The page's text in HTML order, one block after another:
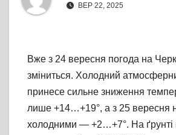
ВЕР 22, 2025
Вже з 24 вересня погода на
зміниться. Холодний
принесе сильне зниження
лише +14…+19°, а з 25 вересня
холодними — +2…+7°. На ґрунті